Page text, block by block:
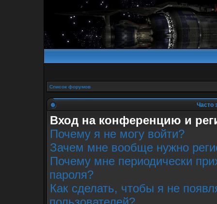
Список форумов
Часто
Вход на конференцию и
Почему я не могу войти?
Зачем мне вообще нужно
Почему мне периодически
пароля?
Как сделать, чтобы я не